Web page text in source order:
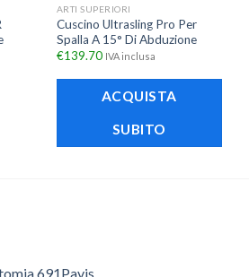
ARTI SUPERIORI
Cuscino Ultrasling Pro Per
Spalla A 15° Di Abduzione
€139.70 IVA inclusa
ACQUISTA
SUBITO
691Pavis